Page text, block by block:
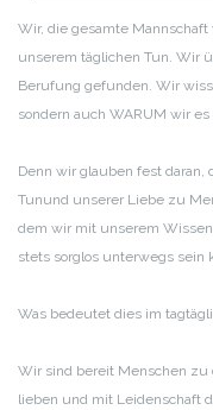
Wir, die gesamte Mannschaft
unserem täglichen Tun. Wir
Berufung gefunden. Wir
sondern auch WARUM wir es
Denn wir glauben fest
Tunund unserer Liebe zu
dem wir mit unserem
stets sorglos unterwegs sein
Was bedeutet dies im
Wir sind bereit Menschen zu
lieben und mit Leidenschaft